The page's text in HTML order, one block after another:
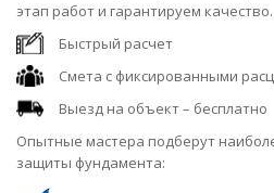
этап работ и гарантируем качество.
Быстрый расчет
Смета с фиксированными
Выезд на объект – бесплатно
Опытные мастера подберут
защиты фундамента: